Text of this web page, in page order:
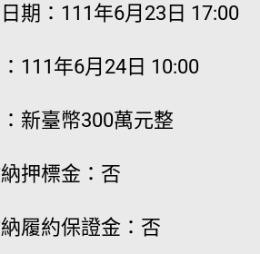
期：111年6月23日 17:00
111年6月24日 10:00
新臺幣300萬元整
押標金：否
履約保證金：否